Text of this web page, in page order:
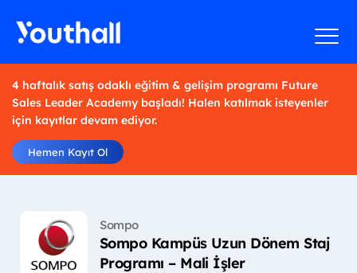
4 haftalık satış odaklı eğitim & gelişim programı Future
Sales Leader Academy başladı! Halen katılmak isteyenler
için kayıtlar devam ediyor.
Hemen Kayıt Ol
Sompo
Sompo Kampüs Uzun Dönem Staj
Programı – Mali İşler